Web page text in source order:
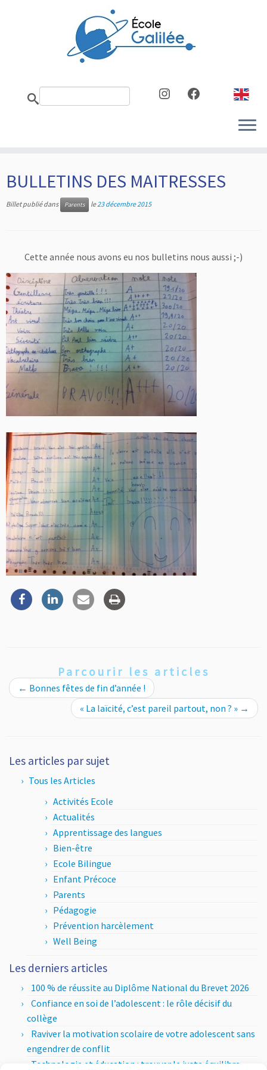
Facebook
Instagram
BULLETINS DES MAITRESSES
Billet publié dans Parents le23 décembre 2015
Cette année nous avons eu nos bulletins nous aussi ;-)
Parcourir les articles
← Bonnes fêtes de fin d’année !
« La laïcité, c’est pareil partout, non ? » →
Les articles par sujet
Tous les Articles
Activités Ecole
Actualités
Apprentissage des langues
Bien-être
Ecole Bilingue
Enfant Précoce
Parents
Pédagogie
Prévention harcèlement
Well Being
Les derniers articles
100 % de réussite au Diplôme National du Brevet 2026
Confiance en soi de l’adolescent : le rôle décisif du
collège
Raviver la motivation scolaire de votre adolescent sans
engendrer de conflit
Technologie et éducation : trouver le juste équilibre